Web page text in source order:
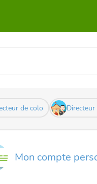
de colo
Mon compte